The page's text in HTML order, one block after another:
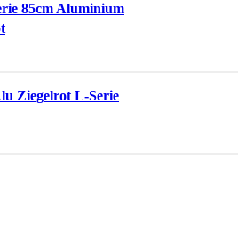
85cm Aluminium
Ziegelrot L-Serie